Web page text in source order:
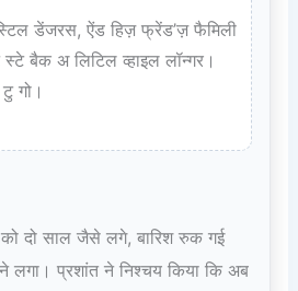
डेंजरस, ऐंड हिज़ फ्रेंड’ज़ फैमिली
स्टे बैक अ लिटिल व्हाइल लॉन्गर।
गो।
को दो साल जैसे लगे, बारिश रुक गई
लगा। प्रशांत ने निश्चय किया कि अब